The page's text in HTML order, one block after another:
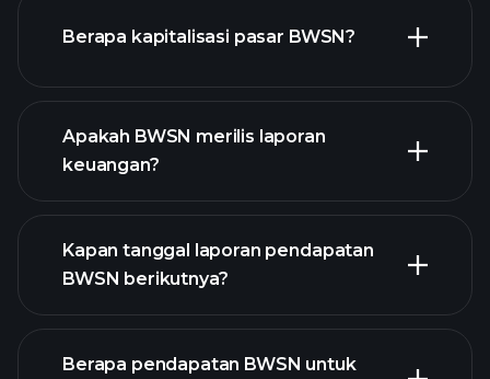
Berapa kapitalisasi pasar BWSN?
daftar saham kami
Apakah BWSN merilis laporan
keuangan?
keuangan
BWSN
Kapan tanggal laporan pendapatan
BWSN berikutnya?
Berapa pendapatan BWSN untuk